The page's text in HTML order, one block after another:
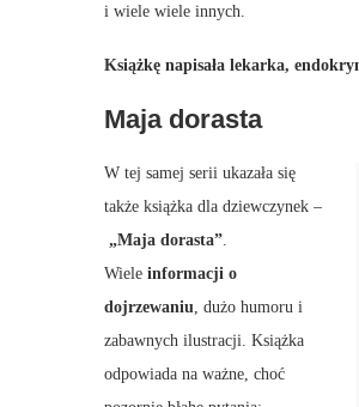
i wiele wiele innych.
Książkę napisała lekarka,
Maja dorasta
W tej samej serii ukazała się
także książka dla dziewczynek –
„Maja dorasta”
Wiele informacji o
dojrzewaniu , dużo humoru i
zabawnych ilustracji. Książka
odpowiada na ważne, choć